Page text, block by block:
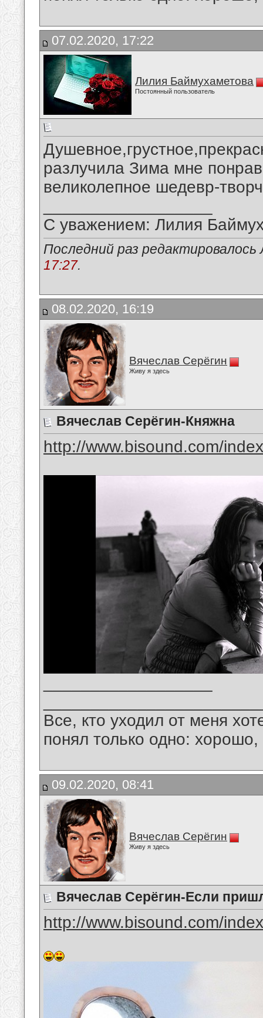
07.02.2020, 17:22
Лилия Баймухаметова
Постоянный пользователь
разлучила Зима мне
великолепное шедевр-
С уважением: Лилия
Последний раз
17:27.
08.02.2020, 16:19
Вячеслав Серёгин
Живу я здесь
Вячеслав Серёгин-Княжна
http://www.bisound.com/
Все, кто уходил от меня
понял только одно:
09.02.2020, 08:41
Вячеслав Серёгин
Живу я здесь
Вячеслав Серёгин-Если
http://www.bisound.com/